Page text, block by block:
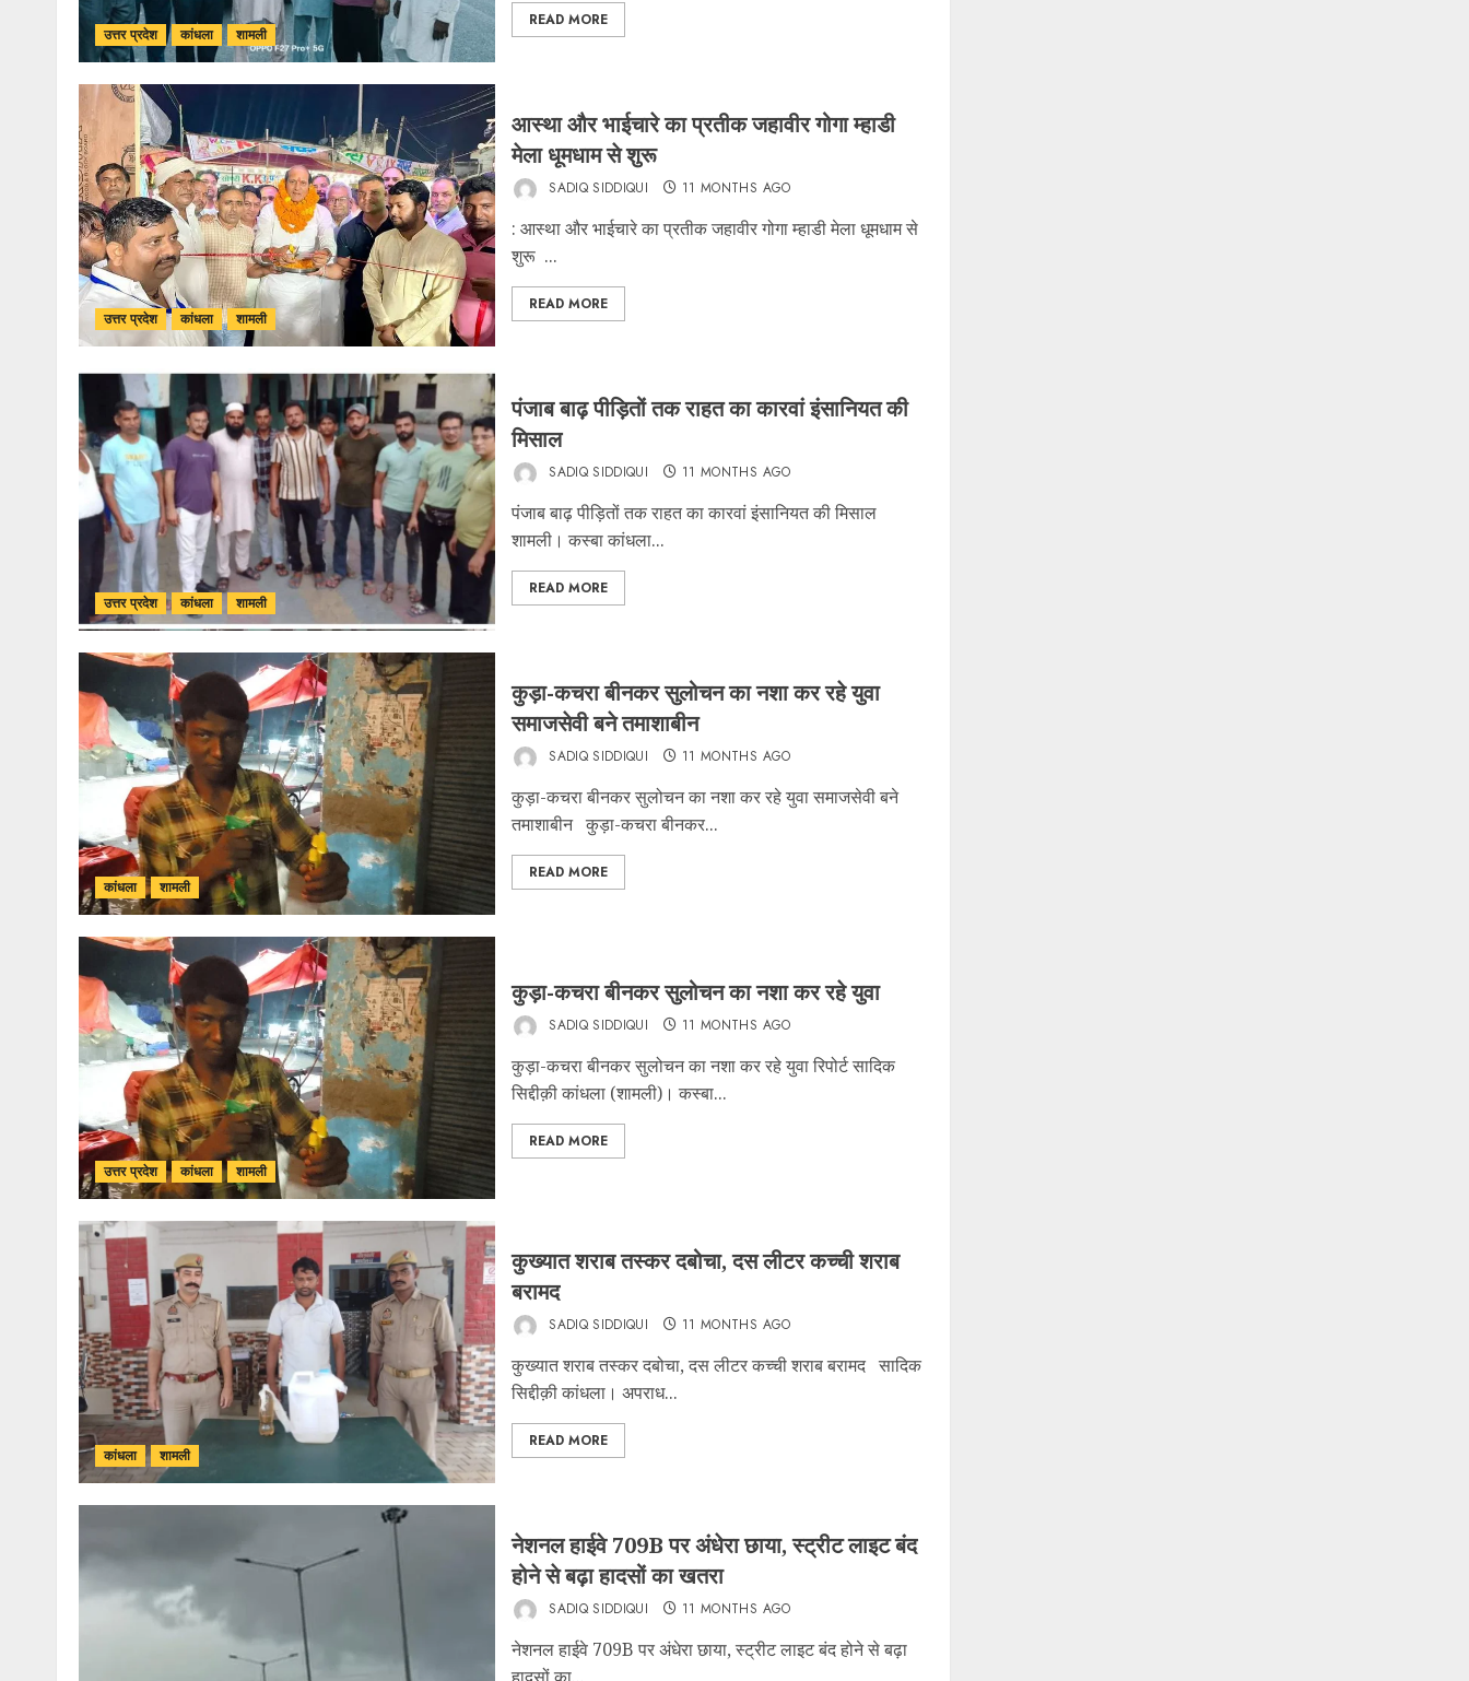
उत्तर प्रदेश कांधला शामली
READ MORE
उत्तर प्रदेश कांधला शामली
आस्था और भाईचारे का प्रतीक जहावीर गोगा म्हाडी
मेला धूमधाम से शुरू
SADIQ SIDDIQUI 11 MONTHS AGO
: आस्था और भाईचारे का प्रतीक जहावीर गोगा म्हाडी मेला धूमधाम से
शुरू ...
READ MORE
उत्तर प्रदेश कांधला शामली
पंजाब बाढ़ पीड़ितों तक राहत का कारवां इंसानियत की
मिसाल
SADIQ SIDDIQUI 11 MONTHS AGO
पंजाब बाढ़ पीड़ितों तक राहत का कारवां इंसानियत की मिसाल
शामली। कस्बा कांधला...
READ MORE
कांधला शामली
कुड़ा-कचरा बीनकर सुलोचन का नशा कर रहे युवा
समाजसेवी बने तमाशाबीन
SADIQ SIDDIQUI 11 MONTHS AGO
कुड़ा-कचरा बीनकर सुलोचन का नशा कर रहे युवा समाजसेवी बने
तमाशाबीन कुड़ा-कचरा बीनकर...
READ MORE
उत्तर प्रदेश कांधला शामली
कुड़ा-कचरा बीनकर सुलोचन का नशा कर रहे युवा
SADIQ SIDDIQUI 11 MONTHS AGO
कुड़ा-कचरा बीनकर सुलोचन का नशा कर रहे युवा रिपोर्ट सादिक
सिद्दीक़ी कांधला (शामली)। कस्बा...
READ MORE
कांधला शामली
कुख्यात शराब तस्कर दबोचा, दस लीटर कच्ची शराब
बरामद
SADIQ SIDDIQUI 11 MONTHS AGO
कुख्यात शराब तस्कर दबोचा, दस लीटर कच्ची शराब बरामद सादिक
सिद्दीक़ी कांधला। अपराध...
READ MORE
नेशनल हाईवे 709B पर अंधेरा छाया, स्ट्रीट लाइट बंद
होने से बढ़ा हादसों का खतरा
SADIQ SIDDIQUI 11 MONTHS AGO
नेशनल हाईवे 709B पर अंधेरा छाया, स्ट्रीट लाइट बंद होने से बढ़ा